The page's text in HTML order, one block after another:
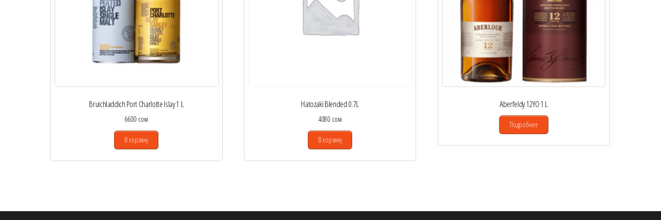
Bruichladdich Port Charlotte Islay 1 L
6600 сом
В корзину
Hatozaki Blended 0.7L
4080 сом
В корзину
Aberfeldy 12YO 1 L
Подробнее